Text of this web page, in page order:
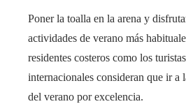
Poner la toalla en la arena y
actividades de verano más
residentes costeros como los
internacionales consideran que ir a
del verano por excelencia.